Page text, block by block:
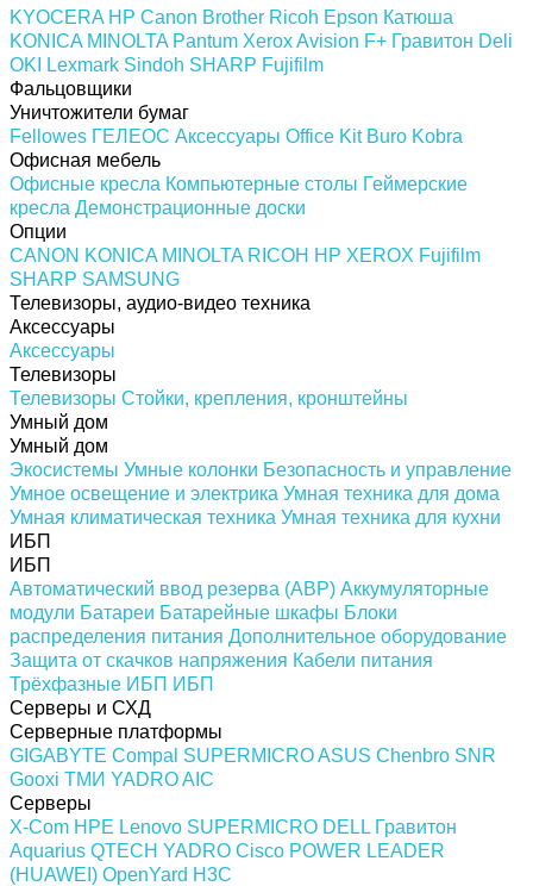
KYOCERA HP Canon Brother Ricoh Epson Катюша
KONICA MINOLTA Pantum XeroxAvision F+ Гравитон Deli
OKI
Lexmark Sindoh SHARP Fujifilm
Фальцовщики
Уничтожители бумаг
Fellowes ГЕЛЕОС Аксессуары Office Kit Buro Kobra
Офисная мебель
Офисные кресла Компьютерные столы Геймерские
кресла Демонстрационные доски
Опции
CANON KONICA MINOLTA RICOH HP XEROX Fujifilm
SHARP SAMSUNG
Телевизоры, аудио-видео техника
Аксессуары
Аксессуары
Телевизоры
Телевизоры Стойки, крепления, кронштейны
Умный дом
Умный дом
Экосистемы Умные колонки Безопасность и управление
Умное освещение и электрика Умная техника для дома
Умная климатическая техника Умная техника для кухни
ИБП
ИБП
Автоматический ввод резерва (АВР) Аккумуляторные
модули Батареи Батарейные шкафы Блоки
распределения питания Дополнительное оборудование
Защита от скачков напряжения Кабели питания
Трёхфазные ИБП ИБП
Серверы и СХД
Серверные платформы
GIGABYTE Compal SUPERMICROASUS Chenbro SNR
Gooxi ТМИ YADROAIC
Серверы
X-Com HPE Lenovo SUPERMICRO DELL Гравитон
Aquarius QTECH YADRO Cisco POWER LEADER
(HUAWEI) OpenYard H3C